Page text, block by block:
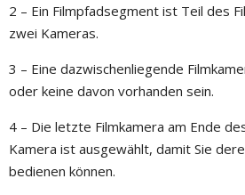
2 – Ein Filmpfadsegment ist Teil des
zwei Kameras.
3 – Eine dazwischenliegende
oder keine davon vorhanden sein.
4 – Die letzte Filmkamera am Ende
Kamera ist ausgewählt, damit Sie
bedienen können.